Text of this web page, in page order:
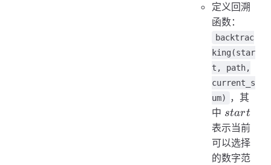
定义回溯
函数：
backtrac
king(star
t, path,
current_s
um)
，其
中 start
start
表示当前
可以选择
的数字范